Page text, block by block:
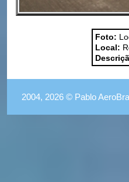
Foto:
Local:
2004, 2026 © Pablo